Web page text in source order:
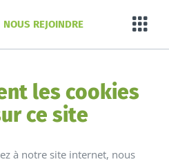
NOUS REJOINDRE